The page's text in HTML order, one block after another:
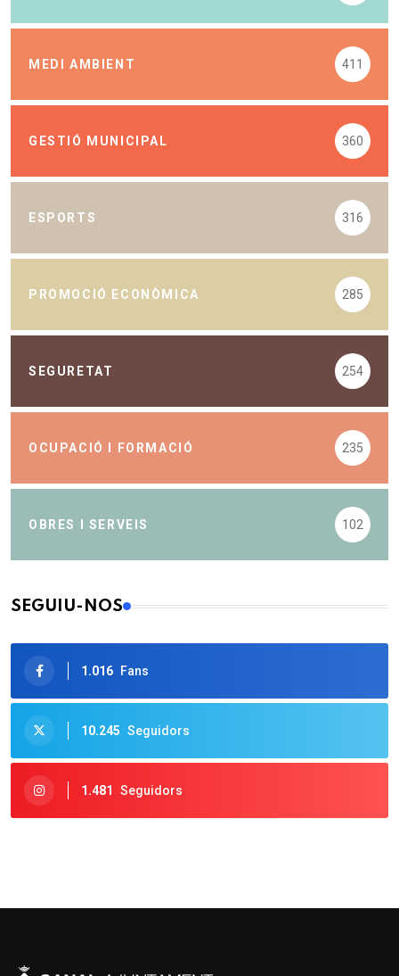
MEDI AMBIENT 411
GESTIÓ MUNICIPAL 360
ESPORTS 316
PROMOCIÓ ECONÒMICA 285
SEGURETAT 254
OCUPACIÓ I FORMACIÓ 235
OBRES I SERVEIS 102
SEGUIU-NOS
1.016 Fans
10.245 Seguidors
1.481 Seguidors